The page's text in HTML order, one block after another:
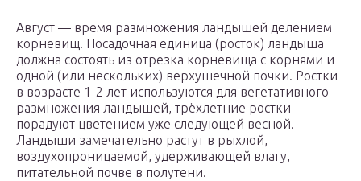
Август — время размножения ландышей делением
корневищ. Посадочная единица (росток) ландыша
должна состоять из отрезка корневища с корнями и
одной (или нескольких) верхушечной почки. Ростки
в возрасте 1-2 лет используются для вегетативного
размножения ландышей, трёхлетние ростки
порадуют цветением уже следующей весной.
Ландыши замечательно растут в рыхлой,
воздухопроницаемой, удерживающей влагу,
питательной почве в полутени.